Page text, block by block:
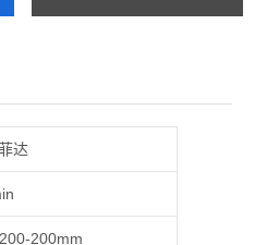
达
200mm